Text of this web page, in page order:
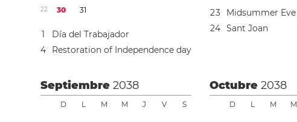
22 30 31
1
Día del Trabajador
4
Restoration of Independence day
23
Midsummer Eve
24 Sant Joan
Septiembre2038
D L M M J V S
Octubre2038
D L M M